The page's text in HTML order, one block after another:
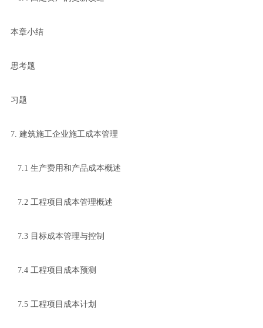
本章小结
思考题
习题
7. 建筑施工企业施工成本管理
7.1 生产费用和产品成本概述
7.2 工程项目成本管理概述
7.3 目标成本管理与控制
7.4 工程项目成本预测
7.5 工程项目成本计划